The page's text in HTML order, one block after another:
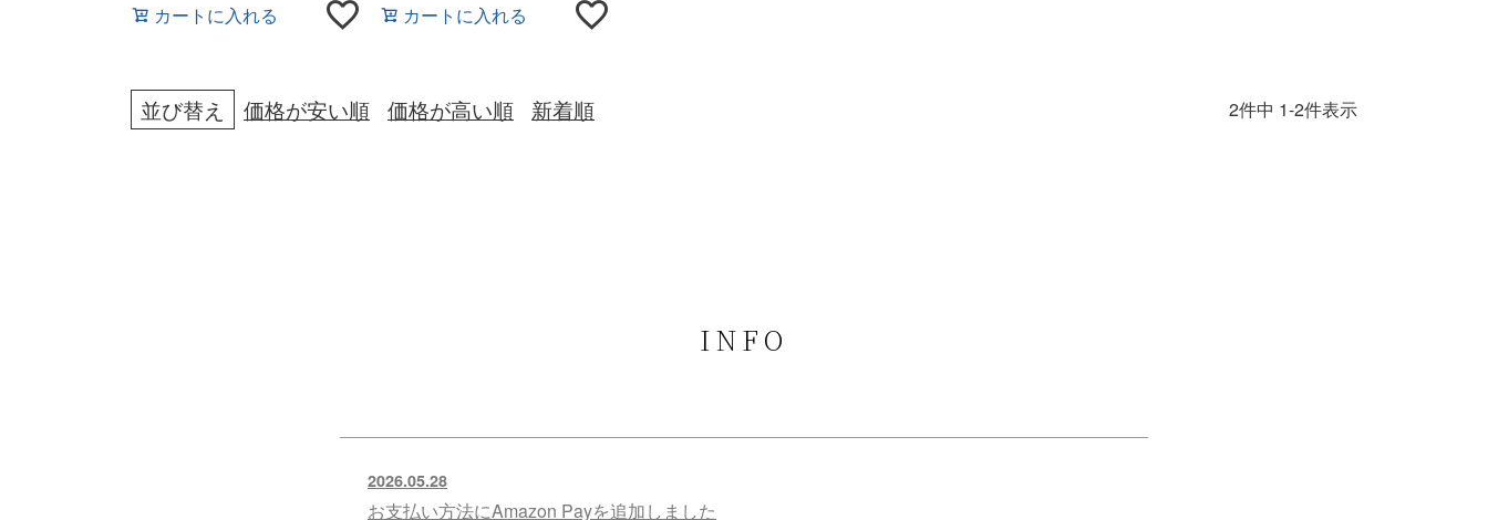
カートに入れる カートに入れる
並び替え 価格が安い順 価格が高い順 新着順 2件中 1-2件表示
INFO
2026.05.28
お支払い方法にAmazon Payを追加しました